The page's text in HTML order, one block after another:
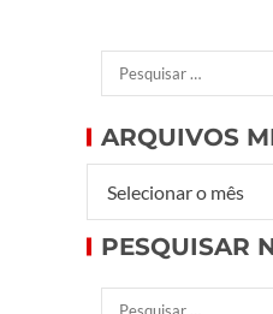
ARQUIVOS
PESQUISAR